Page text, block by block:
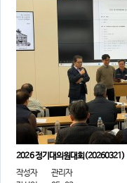
2026 정기대의원대회(20260321)
작성자
관리자